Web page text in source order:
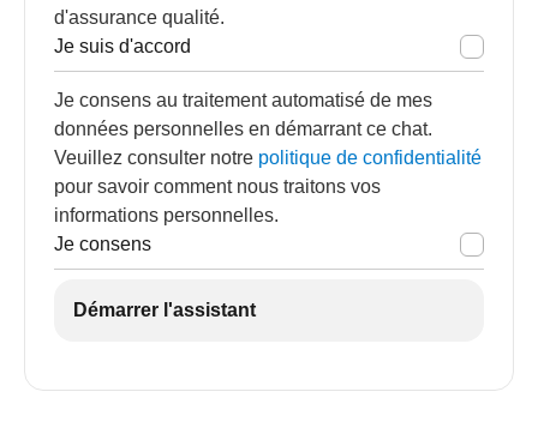
d'assurance qualité.
Je suis d'accord
Je consens au traitement automatisé de mes
données personnelles en démarrant ce chat.
Veuillez consulter notre politique de confidentialité
pour savoir comment nous traitons vos
informations personnelles.
Je consens
Démarrer l'assistant